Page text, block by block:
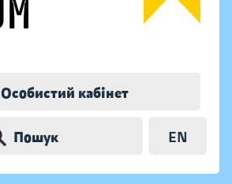
Особистий кабінет
Пошук EN